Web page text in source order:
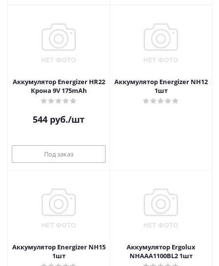
Аккумулятор Energizer HR22
Крона 9V 175mAh
544 руб./шт
Под заказ
Аккумулятор Energizer NH12
1шт
Аккумулятор Energizer NH15
1шт
Аккумулятор Ergolux
NHAAA1100BL2 1шт